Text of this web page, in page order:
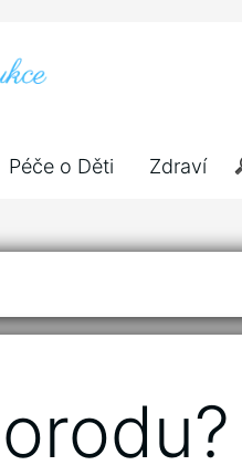
Péče o Děti Zdraví